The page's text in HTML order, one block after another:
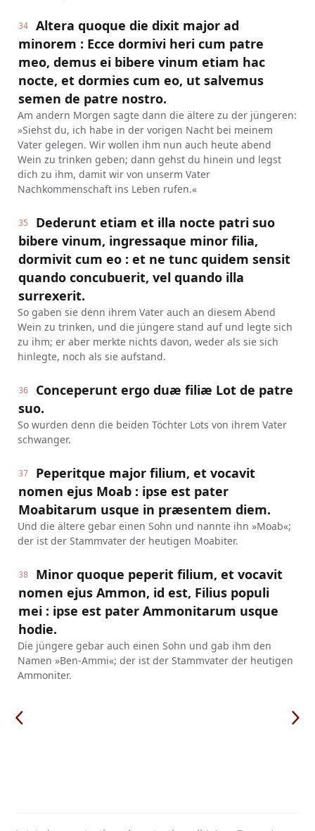
34
Altera quoque die dixit major ad
minorem : Ecce dormivi heri cum patre
meo, demus ei bibere vinum etiam hac
nocte, et dormies cum eo, ut salvemus
semen de patre nostro.
Am andern Morgen sagte dann die ältere zu der jüngeren:
»Siehst du, ich habe in der vorigen Nacht bei meinem
Vater gelegen. Wir wollen ihm nun auch heute abend
Wein zu trinken geben; dann gehst du hinein und legst
dich zu ihm, damit wir von unserm Vater
Nachkommenschaft ins Leben rufen.«
35
Dederunt etiam et illa nocte patri suo
bibere vinum, ingressaque minor filia,
dormivit cum eo : et ne tunc quidem sensit
quando concubuerit, vel quando illa
surrexerit.
So gaben sie denn ihrem Vater auch an diesem Abend
Wein zu trinken, und die jüngere stand auf und legte sich
zu ihm; er aber merkte nichts davon, weder als sie sich
hinlegte, noch als sie aufstand.
36
Conceperunt ergo duæ filiæ Lot de patre
suo.
So wurden denn die beiden Töchter Lots von ihrem Vater
schwanger.
37
Peperitque major filium, et vocavit
nomen ejus Moab : ipse est pater
Moabitarum usque in præsentem diem.
Und die ältere gebar einen Sohn und nannte ihn »Moab«;
der ist der Stammvater der heutigen Moabiter.
38
Minor quoque peperit filium, et vocavit
nomen ejus Ammon, id est, Filius populi
mei : ipse est pater Ammonitarum usque
hodie.
Die jüngere gebar auch einen Sohn und gab ihm den
Namen »Ben-Ammi«; der ist der Stammvater der heutigen
Ammoniter.